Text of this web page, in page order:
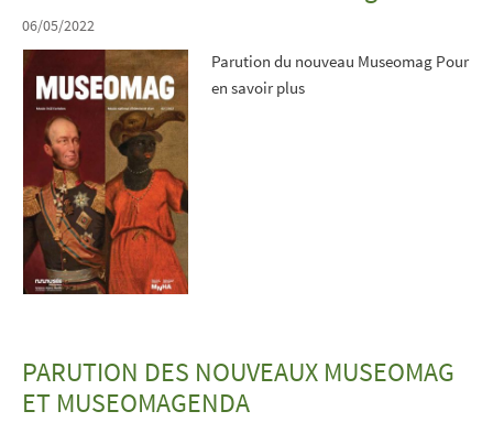
06/05/2022
Parution du nouveau Museomag Pour
en savoir plus
PARUTION DES NOUVEAUX MUSEOMAG
ET MUSEOMAGENDA